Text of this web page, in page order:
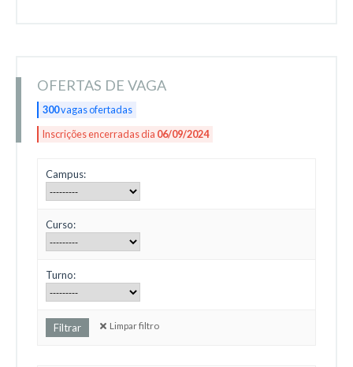
OFERTAS DE VAGA
300vagas ofertadas
Inscrições encerradas dia 06/09/2024
Campus:
Curso:
Turno:
Limpar filtro